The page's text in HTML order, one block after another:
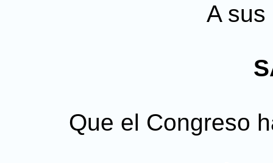
A sus
Que el Congreso